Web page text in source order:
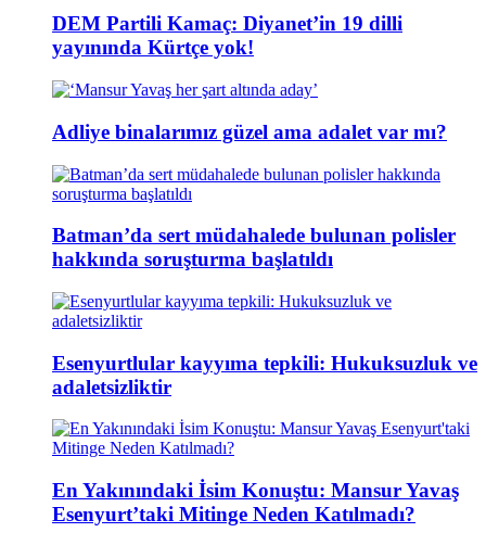
DEM Partili Kamaç: Diyanet’in 19 dilli
yayınında Kürtçe yok!
Adliye binalarımız güzel ama adalet var mı?
Batman’da sert müdahalede bulunan polisler
hakkında soruşturma başlatıldı
Esenyurtlular kayyıma tepkili: Hukuksuzluk ve
adaletsizliktir
En Yakınındaki İsim Konuştu: Mansur Yavaş
Esenyurt’taki Mitinge Neden Katılmadı?